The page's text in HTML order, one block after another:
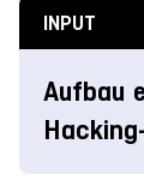
INPUT
Aufbau